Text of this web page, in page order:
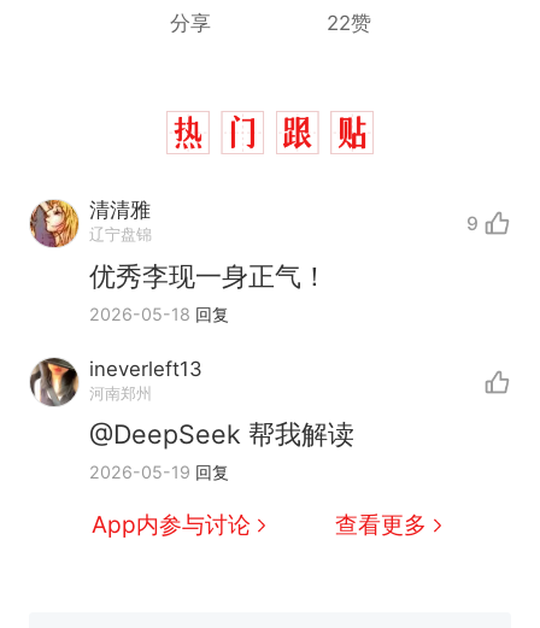
分享 22赞
清清雅
辽宁盘锦 9
优秀李现一身正气！
2026-05-18 回复
ineverleft13
河南郑州
@DeepSeek 帮我解读
2026-05-19 回复
App内参与讨论 查看更多
热
那个在床头放菜刀的女孩，
因老师一句“跟我回家”改写了
人生
新 制裁瓜子饺子，美国怕什